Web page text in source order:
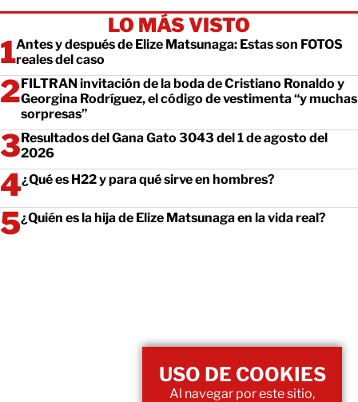
LO MÁS VISTO
Antes y después de Elize Matsunaga: Estas son FOTOS
reales del caso
FILTRAN invitación de la boda de Cristiano Ronaldo y
Georgina Rodríguez, el código de vestimenta “y muchas
sorpresas”
Resultados del Gana Gato 3043 del 1 de agosto del
2026
¿Qué es H22 y para qué sirve en hombres?
¿Quién es la hija de Elize Matsunaga en la vida real?
USO DE COOKIES
Al navegar por este sitio,